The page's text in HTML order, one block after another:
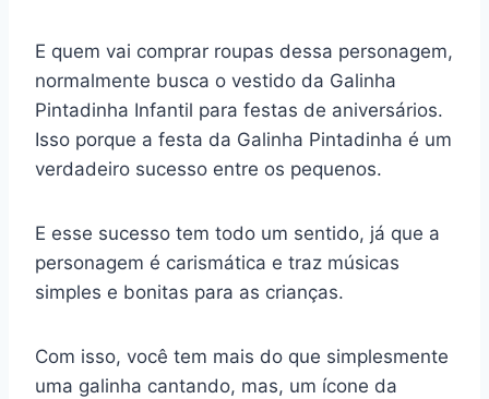
E quem vai comprar roupas dessa personagem,
normalmente busca o vestido da Galinha
Pintadinha Infantil para festas de aniversários.
Isso porque a festa da Galinha Pintadinha é um
verdadeiro sucesso entre os pequenos.
E esse sucesso tem todo um sentido, já que a
personagem é carismática e traz músicas
simples e bonitas para as crianças.
Com isso, você tem mais do que simplesmente
uma galinha cantando, mas, um ícone da